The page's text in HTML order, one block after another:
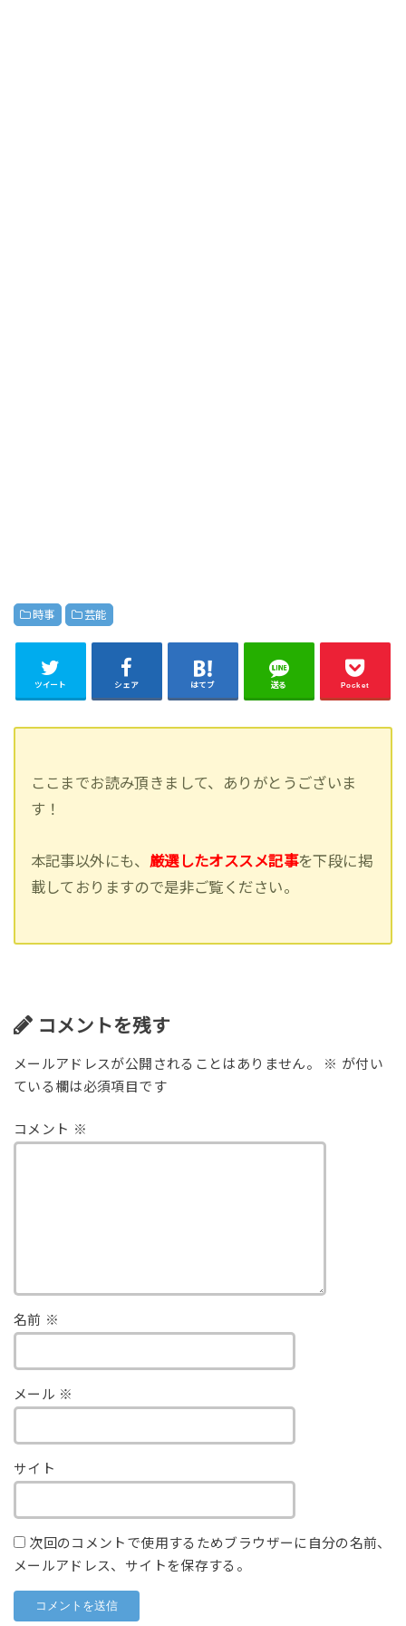
時事 芸能
ツイート シェア はてブ 送る Pocket
ここまでお読み頂きまして、ありがとうございま
す！
本記事以外にも、 厳選したオススメ記事を下段に掲
載しておりますので是非ご覧ください。
コメントを残す
メールアドレスが公開されることはありません。 ※ が付い
ている欄は必須項目です
コメント ※
名前 ※
メール ※
サイト
次回のコメントで使用するためブラウザーに自分の名前、
メールアドレス、サイトを保存する。